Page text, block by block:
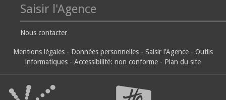
Saisir l'Agence
Nous contacter
Mentions légales - Données personnelles - Saisir l'Agence - Outils
informatiques - Accessibilité: non conforme - Plan du site